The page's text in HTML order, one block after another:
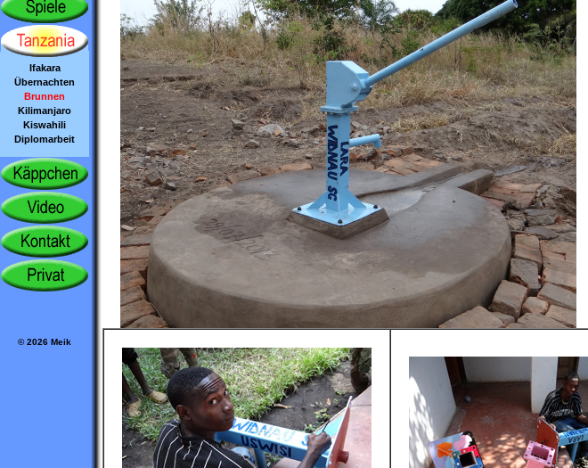
Ifakara
Übernachten
Brunnen
Kilimanjaro
Kiswahili
Diplomarbeit
© 2026 Meik